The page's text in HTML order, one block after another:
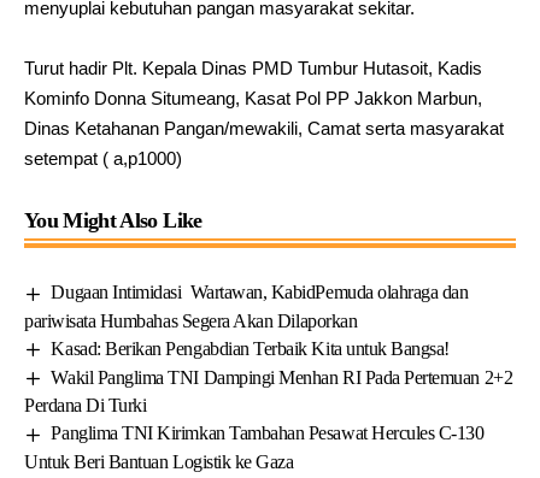
menyuplai kebutuhan pangan masyarakat sekitar.
‎Turut hadir Plt. Kepala Dinas PMD Tumbur Hutasoit, Kadis
Kominfo Donna Situmeang, Kasat Pol PP Jakkon Marbun,
Dinas Ketahanan Pangan/mewakili, Camat serta masyarakat
setempat ( a,p1000)
You Might Also Like
‎Dugaan Intimidasi Wartawan, Kabid‎Pemuda olahraga dan
pariwisata Humbahas Segera Akan Dilaporkan‎
Kasad: Berikan Pengabdian Terbaik Kita untuk Bangsa!
Wakil Panglima TNI Dampingi Menhan RI Pada Pertemuan 2+2
Perdana Di Turki
Panglima TNI Kirimkan Tambahan Pesawat Hercules C-130
Untuk Beri Bantuan Logistik ke Gaza